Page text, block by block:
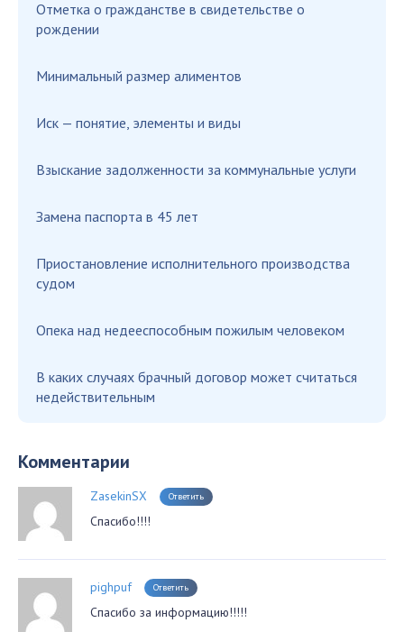
Отметка о гражданстве в свидетельстве о
рождении
Минимальный размер алиментов
Иск — понятие, элементы и виды
Взыскание задолженности за коммунальные услуги
Замена паспорта в 45 лет
Приостановление исполнительного производства
судом
Опека над недееспособным пожилым человеком
В каких случаях брачный договор может считаться
недействительным
Комментарии
ZasekinSX Ответить
Спасибо!!!!
pighpuf Ответить
Спасибо за информацию!!!!!